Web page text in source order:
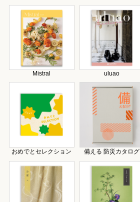
Mistral uluao
おめでとセレクション 備える 防災カタログ